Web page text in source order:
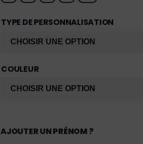
TYPE DE PERSONNALISATION
COULEUR
AJOUTER UN PRÉNOM ?